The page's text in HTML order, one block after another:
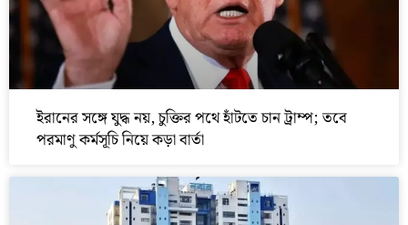
ইরানের সঙ্গে যুদ্ধ নয়, চুক্তির পথে হাঁটতে চান ট্রাম্প; তবে
পরমাণু কর্মসূচি নিয়ে কড়া বার্তা